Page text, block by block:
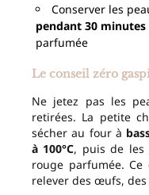
Conserver les
pendant 30 minutes
parfumée
Le conseil zéro
Ne jetez pas les
retirées. La petite
sécher au four à
à 100°C, puis de les
rouge parfumée.
relever des œufs,